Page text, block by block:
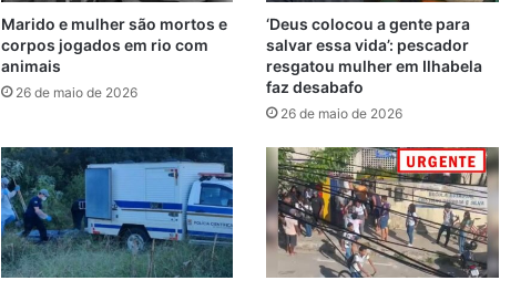
Marido e mulher são mortos e
corpos jogados em rio com
animais
26 de maio de 2026
‘Deus colocou a gente para
salvar essa vida’: pescador
resgatou mulher em Ilhabela
faz desabafo
26 de maio de 2026